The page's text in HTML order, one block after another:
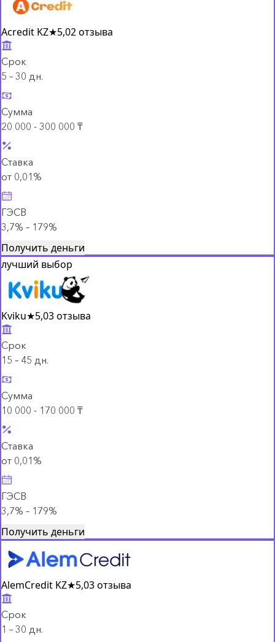
Acredit KZ★5,02 отзыва
Срок
5 – 30 дн.
Сумма
20 000 - 300 000 ₸
Ставка
от 0,01%
ГЭСВ
3,7% – 179%
Получить деньги
лучший выбор
Kviku★5,03 отзыва
Срок
15 – 45 дн.
Сумма
10 000 - 170 000 ₸
Ставка
от 0,01%
ГЭСВ
3,7% – 179%
Получить деньги
AlemCredit KZ★5,03 отзыва
Срок
1 – 30 дн.